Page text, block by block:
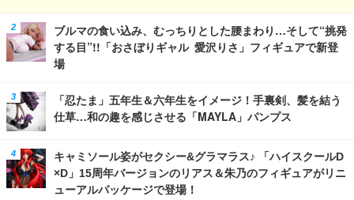
ブルマの食い込み、むっちりとした腰まわり…そして“挑発
する目”!!「おさぼりギャル 愛沢りさ」フィギュアで新登
場
「忍たま」五年生＆六年生をイメージ！手裏剣、髪を結う
仕草…和の趣を感じさせる「MAYLA」パンプス
キャミソール姿がセクシー&グラマラス♪ 「ハイスクールD
×D」15周年バージョンのリアス＆朱乃のフィギュアがリニ
ューアルパッケージで登場！